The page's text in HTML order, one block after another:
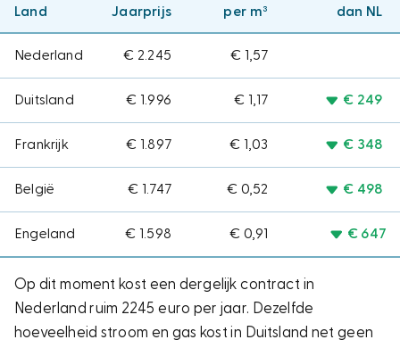
Land Jaarprijs
per m³
dan NL
Nederland € 2.245 € 1,57
Duitsland € 1.996 € 1,17 € 249
Frankrijk € 1.897 € 1,03 € 348
België € 1.747 € 0,52 € 498
Engeland € 1.598 € 0,91 € 647
Op dit moment kost een dergelijk contract in
Nederland ruim 2245 euro per jaar. Dezelfde
hoeveelheid stroom en gas kost in Duitsland net geen